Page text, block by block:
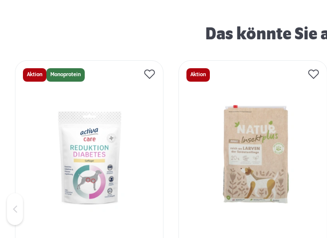
Das könnte
Aktion Monoprotein Aktion